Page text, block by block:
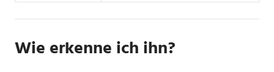
Wie erkenne ich ihn?